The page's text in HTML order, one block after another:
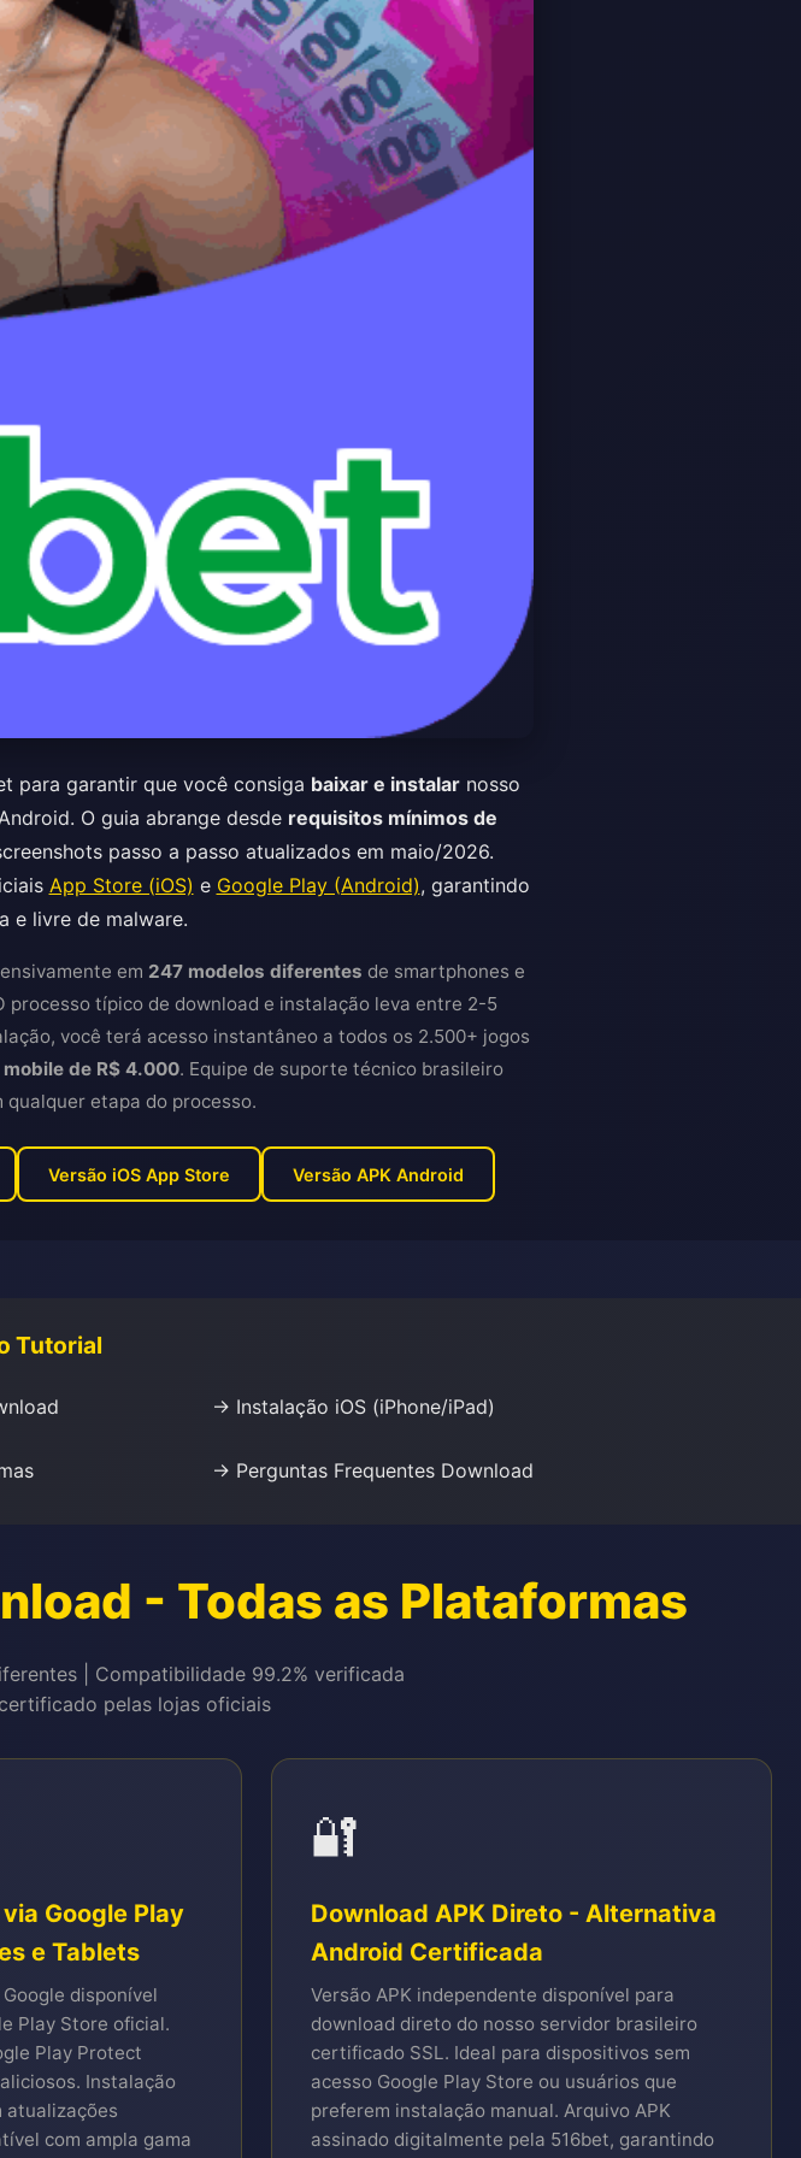
para garantir que você consiga baixar e instalarnosso
O guia abrange desde requisitos mínimos de
passo a passo atualizados em maio/2026.
App Store (iOS) e Google Play (Android), garantindo
e livre de malware.
em 247 modelos diferentes de smartphones e
processo típico de download e instalação leva entre 2-5
você terá acesso instantâneo a todos os 2.500+ jogos
de R$ 4.000. Equipe de suporte técnico brasileiro
etapa do processo.
Versão iOS App Store Versão APK Android
Tutorial
→ Instalação iOS (iPhone/iPad)
→ Perguntas Frequentes Download
- Todas as Plataformas
| Compatibilidade 99.2% verificada
pelas lojas oficiais
Google Play
e Tablets
disponível
Play Store oficial.
Play Protect
Instalação
atualizações
com ampla gama
🔐
Download APK Direto - Alternativa
Android Certificada
Versão APK independente disponível para
download direto do nosso servidor brasileiro
certificado SSL. Ideal para dispositivos sem
acesso Google Play Store ou usuários que
preferem instalação manual. Arquivo APK
assinado digitalmente pela 516bet, garantindo